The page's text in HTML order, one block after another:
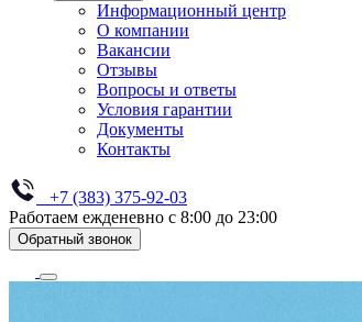
Информационный центр
О компании
Вакансии
Отзывы
Вопросы и ответы
Условия гарантии
Документы
Контакты
+7 (383) 375-92-03
Работаем ежденевно с 8:00 до 23:00
Обратный звонок